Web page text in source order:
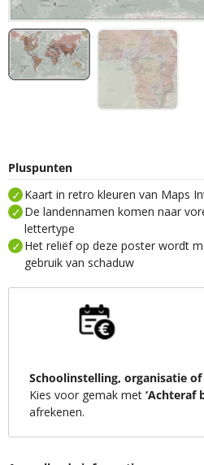
Pluspunten
Kaart in retro kleuren van Maps
De landennamen komen naar
lettertype
Het reliëf op deze poster wordt
gebruik van schaduw
Schoolinstelling, organisatie
Kies voor gemak met ‘Achteraf
afrekenen.